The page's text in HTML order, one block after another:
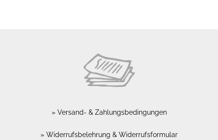
Versand- & Zahlungsbedingungen
Widerrufsbelehrung & Widerrufsformular